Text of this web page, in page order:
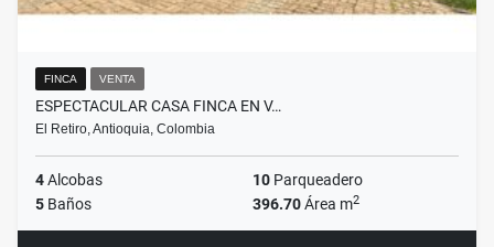
FINCA VENTA
ESPECTACULAR CASA FINCA EN V…
El Retiro, Antioquia, Colombia
4Alcobas 10 Parqueadero
5 Baños 396.70Área m2